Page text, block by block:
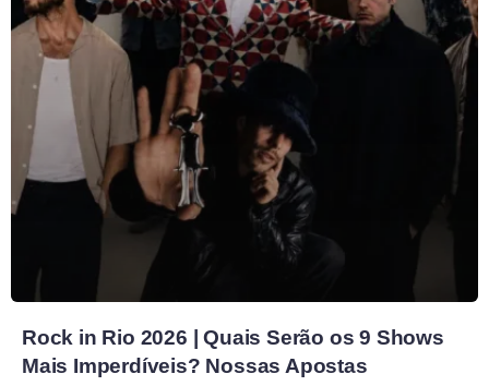
Rock in Rio 2026 | Quais Serão os 9 Shows
Mais Imperdíveis? Nossas Apostas